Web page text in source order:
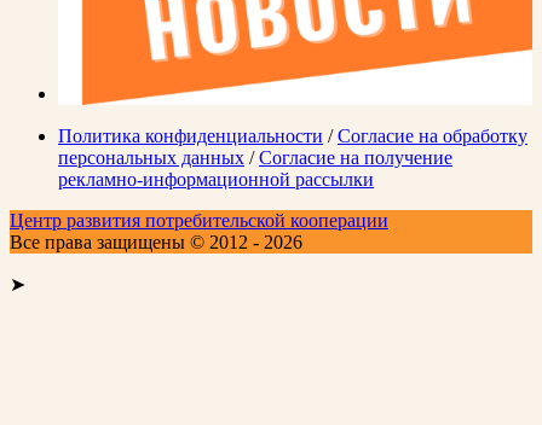
Политика конфиденциальности /Согласие на обработку
персональных данных /Согласие на получение
рекламно-информационной рассылки
Центр развития потребительской кооперации
Все права защищены © 2012 - 2026
➤